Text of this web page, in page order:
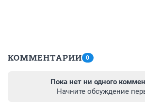
КОММЕНТАРИИ 0
Пока нет ни одного
Начните обсуждение